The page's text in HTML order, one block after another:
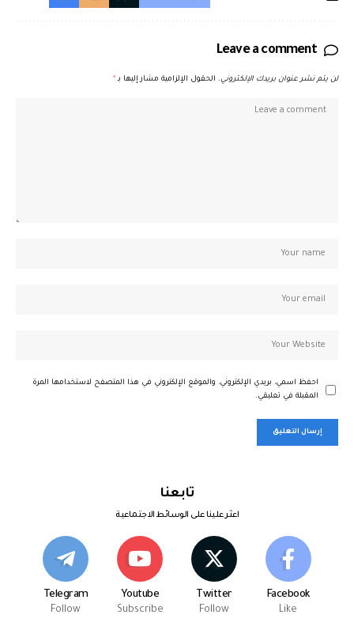
Leave a comment
لن يتم نشر عنوان بريدك الإلكتروني. الحقول الإلزامية مشار إليها بـ *
احفظ اسمي، بريدي الإلكتروني، والموقع الإلكتروني في هذا المتصفح لاستخدامها المرة
المقبلة في تعليقي.
تابعنا
اعثر علينا على الوسائط الاجتماعية
Facebook
Like
Twitter
Follow
Youtube
Subscribe
Telegram
Follow